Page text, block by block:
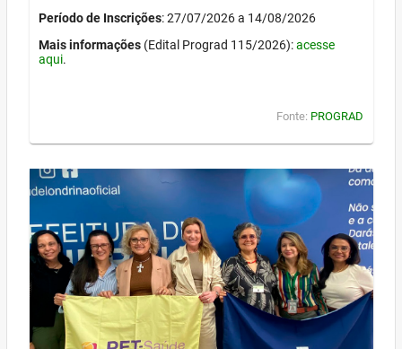
Período de Inscrições: 27/07/2026 a 14/08/2026
Mais informações (Edital Prograd 115/2026):acesse
aqui.
Fonte: PROGRAD